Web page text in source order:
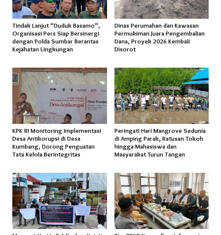
Tindak Lanjut “Duduk Basamo”,
Organisasi Pers Siap Bersinergi
dengan Polda Sumbar Berantas
Kejahatan Lingkungan
Dinas Perumahan dan Kawasan
Permukiman Juara Pengembalian
Dana, Proyek 2026 Kembali
Disorot
KPK RI Monitoring Implementasi
Desa Antikorupsi di Desa
Kumbang, Dorong Penguatan
Tata Kelola Berintegritas
Peringati Hari Mangrove Sedunia
di Amping Parak, Ratusan Tokoh
hingga Mahasiswa dan
Masyarakat Turun Tangan